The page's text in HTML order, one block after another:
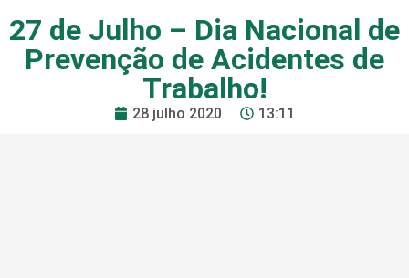
27 de Julho – Dia Nacional de
Prevenção de Acidentes de
Trabalho!
28 julho 2020 13:11